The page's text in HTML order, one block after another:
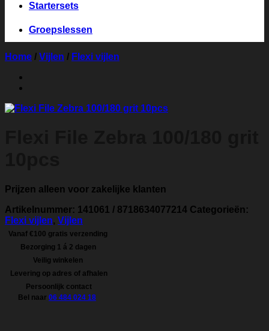
Startersets
Groepslessen
Home / Vijlen / Flexi vijlen
Prijzen alleen voor zakelijke klanten
Artikelnummer: 141061 / 8718634077214 Categorieën:
Flexi vijlen, Vijlen
Vanaf €100 gratis verzending
Bezorging 1 á 2 dagen
Veilig winkelen
Levering op adres of afhalen
Persoonlijk contact
Bel naar 06 484 024 18